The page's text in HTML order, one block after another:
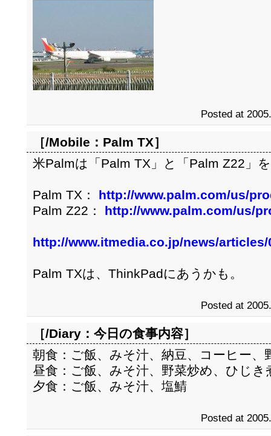
Posted at
［/Mobile： Palm TX］
米Palmは「Palm TX」と「Palm Z22」
Palm TX：
http://www.palm.com/us/
Palm Z22：
http://www.palm.com/us/
http://www.itmedia.co.jp/news/articles/
Palm TXは、ThinkPadにあうかも。
Posted at
［/Diary： 今日の食事内容］
朝食：ご飯、みそ汁、納豆、コーヒー、
昼食：ご飯、みそ汁、野菜炒め、ひじき
夕食：ご飯、みそ汁、塩鯖
Posted at